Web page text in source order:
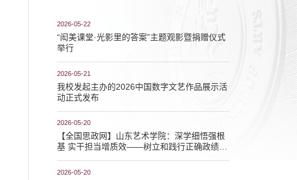
2026-05-22
“闳美课堂·光影里的答案”主题观影暨捐赠仪式
举行
2026-05-21
我校发起主办的2026中国数字文艺作品展示活
动正式发布
2026-05-20
【全国思政网】山东艺术学院：深学细悟强根
基 实干担当增质效——树立和践行正确政绩观
2026-05-20